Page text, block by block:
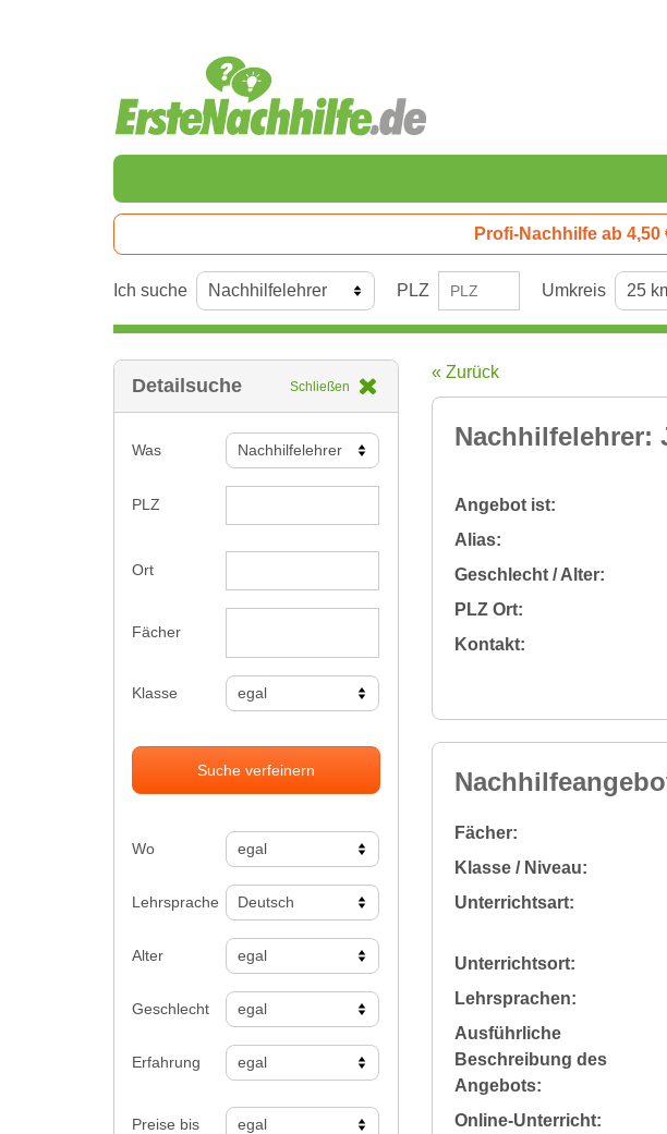
Profi-Nachhilfe ab
Ich suche PLZ Umkreis
Detailsuche Schließen
Was
PLZ
Ort
Fächer
Klasse
Suche verfeinern
Wo
Lehrsprache
Alter
Geschlecht
Erfahrung
Preise bis
« Zurück
Nachhilfelehrer:
Angebot ist:
Alias:
Geschlecht / Alter:
PLZ Ort:
Kontakt:
Fächer:
Klasse / Niveau:
Unterrichtsart:
Unterrichtsort:
Lehrsprachen:
Ausführliche
Beschreibung des
Angebots:
Online-Unterricht: